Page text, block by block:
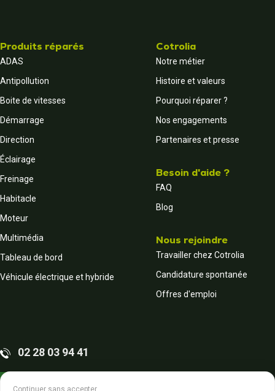
Produits réparés
ADAS
Antipollution
Boite de vitesses
Démarrage
Direction
Éclairage
Freinage
Habitacle
Moteur
Multimédia
Tableau de bord
Véhicule électrique et hybride
Cotrolia
Notre métier
Histoire et valeurs
Pourquoi réparer ?
Nos engagements
Partenaires et presse
Besoin d'aide ?
FAQ
Blog
Nous rejoindre
Travailler chez Cotrolia
Candidature spontanée
Offres d'emploi
02 28 03 94 41
Continuer sans accepter